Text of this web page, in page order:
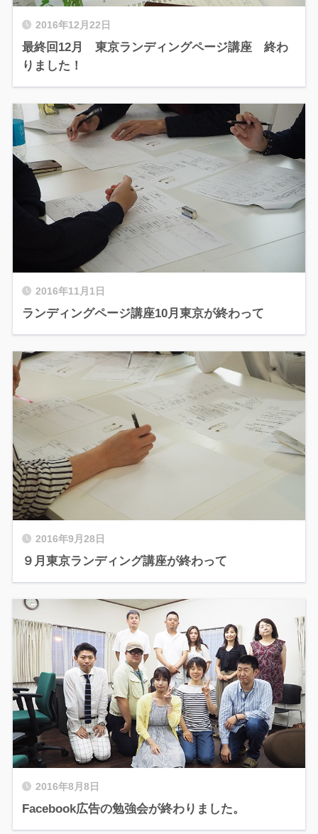
2016年12月22日
最終回12月 東京ランディングページ講座 終わ
りました！
2016年11月1日
ランディングページ講座10月東京が終わって
2016年9月28日
９月東京ランディング講座が終わって
2016年8月8日
Facebook広告の勉強会が終わりました。